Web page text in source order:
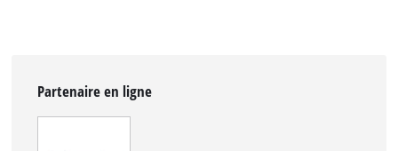
Partenaire en ligne